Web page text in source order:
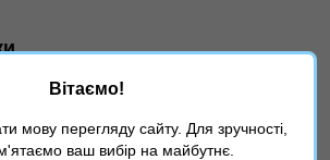
Испания
Вітаємо!
мову перегляду сайту. Для зручності,
ваш вибір на майбутнє.